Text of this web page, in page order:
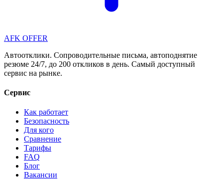
AFK OFFER
Автоотклики. Сопроводительные письма, автоподнятие
резюме 24/7, до 200 откликов в день. Самый доступный
сервис на рынке.
Сервис
Как работает
Безопасность
Для кого
Сравнение
Тарифы
FAQ
Блог
Вакансии